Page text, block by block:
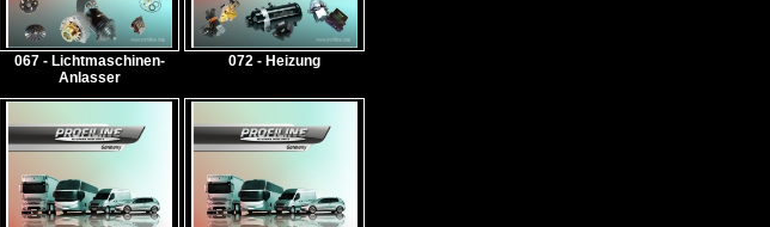
067 - Lichtmaschinen-
Anlasser
072 - Heizung